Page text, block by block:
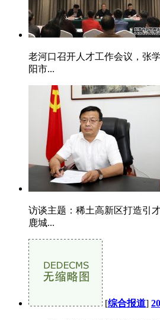
老河口召开人才工作会议，张
阳市...
访谈主题：稀土高新区打造引
鹿城...
[综合报道]